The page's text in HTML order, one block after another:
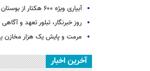
آبیاری ویژه ۶۰۰ هکتار از بوستان جنگلی سرخه‌حصار
روز خبرنگار، تبلور تعهد و
مرمت و پایش یک هزار مخازن
آخرین اخبار